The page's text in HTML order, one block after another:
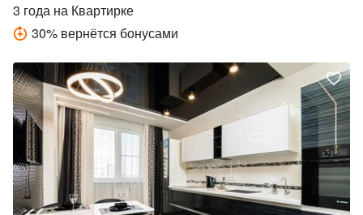
3 года на Квартирке
30% вернётся бонусами